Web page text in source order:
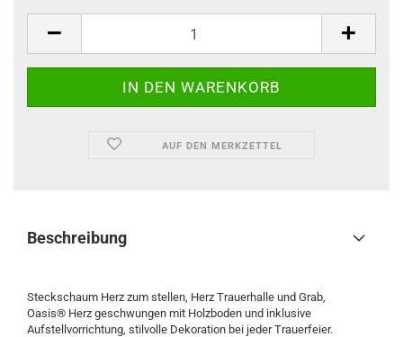
AUF DEN MERKZETTEL
Beschreibung
Steckschaum Herz zum stellen, Herz Trauerhalle und Grab,
Oasis® Herz geschwungen mit Holzboden und inklusive
Aufstellvorrichtung, stilvolle Dekoration bei jeder Trauerfeier.